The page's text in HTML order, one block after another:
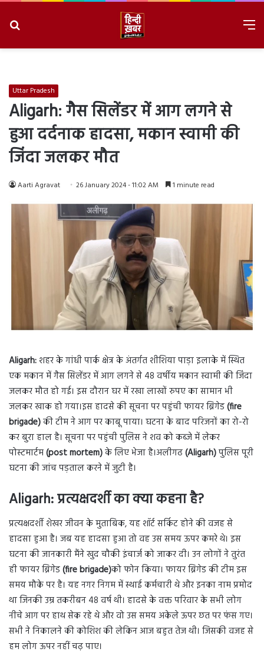
Uttar Pradesh
Aligarh: गैस सिलेंडर में आग लगने से
हुआ दर्दनाक हादसा, मकान स्वामी की
जिंदा जलकर मौत
Aarti Agravat 26 January 2024 - 11:02 AM 1 minute read
Aligarh:शहर के गांधी पार्क क्षेत्र के अंतर्गत शीशिया पाड़ा इलाके में स्थित
एक मकान में गैस सिलेंडर में आग लगने से 48 वर्षीय मकान स्वामी की जिंदा
जलकर मौत हो गई। इस दौरान घर में रखा लाखों रुपए का सामान भी
जलकर खाक हो गया।इस हादसे की सूचना पर पहुंची फायर ब्रिगेड(fire
brigade)की टीम ने आग पर काबू पाया। घटना के बाद परिजनों का रो-रो
कर बुरा हाल है। सूचना पर पहुंची पुलिस ने शव को कब्जे में लेकर
पोस्टमार्टम(post mortem)के लिए भेजा है।अलीगढ(Aligarh)पुलिस पूरी
घटना की जांच पड़ताल करने में जुटी है।
Aligarh: प्रत्यक्षदर्शी का क्या कहना है?
प्रत्यक्षदर्शी शेखर जीवन के मुताबिक, यह शॉर्ट सर्किट होने की वजह से
हादसा हुआ है। जब यह हादसा हुआ तो वह उस समय ऊपर कमरे थे। इस
घटना की जानकारी मैंने खुद चौकी इंचार्ज को जाकर दी। उन लोगों ने तुरंत
ही फायर ब्रिगेड(fire brigade)को फोन किया। फायर ब्रिगेड की टीम इस
समय मौके पर है। यह नगर निगम में स्थाई कर्मचारी थे और इनका नाम प्रमोद
था जिनकी उम्र तकरीबन 48 वर्ष थी। हादसे के वक्त परिवार के सभी लोग
नीचे आग पर हाथ सेक रहे थे और वो उस समय अकेले ऊपर छत पर फंस गए।
सभी ने निकालने की कोशिश की लेकिन आज बहुत तेज थी। जिसकी वजह से
हम लोग ऊपर नहीं चढ़ पाए।